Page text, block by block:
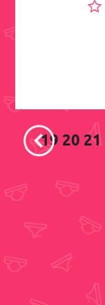
19 20 21